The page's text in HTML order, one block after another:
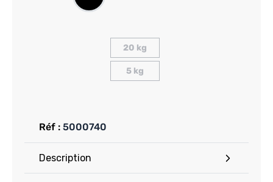
Réf : 5000740
Description
20 kg
5 kg